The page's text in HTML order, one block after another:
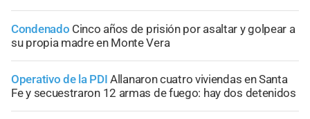
Condenado Cinco años de prisión por asaltar y golpear a
su propia madre en Monte Vera
Operativo de la PDI Allanaron cuatro viviendas en Santa
Fe y secuestraron 12 armas de fuego: hay dos detenidos